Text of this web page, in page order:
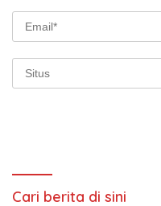
Cari berita di sini